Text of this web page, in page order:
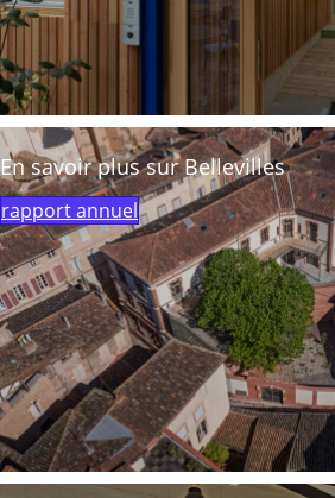
En savoir plus sur Bellevilles
rapport annuel